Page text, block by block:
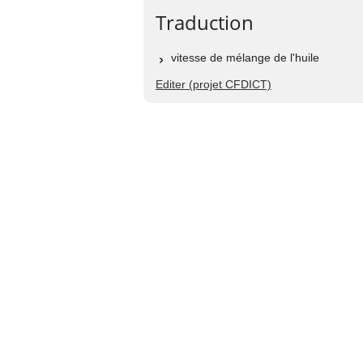
Traduction
vitesse de mélange de l'huile
Editer (projet CFDICT)